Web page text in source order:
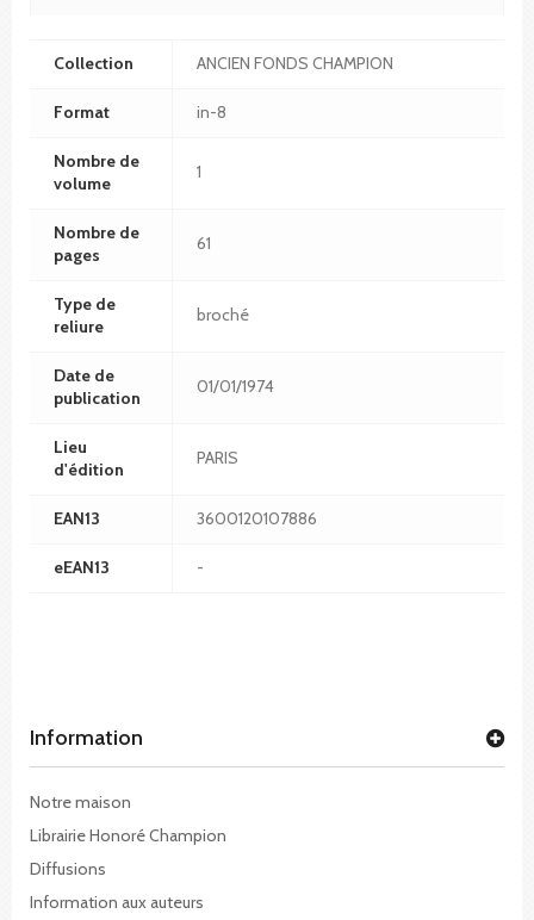
Collection ANCIEN FONDS CHAMPION
Format in-8
Nombre de
volume
1
Nombre de
pages
61
Type de
reliure
broché
Date de
publication
01/01/1974
Lieu
d'édition
PARIS
EAN13 3600120107886
eEAN13 -
Information
Notre maison
Librairie Honoré Champion
Diffusions
Information aux auteurs